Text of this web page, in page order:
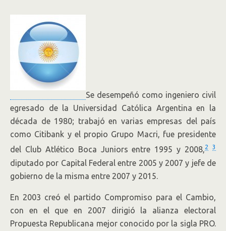
Se desempeñó como ingeniero civil
egresado de la Universidad Católica Argentina en la
década de 1980; trabajó en varias empresas del país
como Citibank y el propio Grupo Macri, fue presidente
del Club Atlético Boca Juniors entre 1995 y 2008,2 3
diputado por Capital Federal entre 2005 y 2007 y jefe de
gobierno de la misma entre 2007 y 2015.
En 2003 creó el partido Compromiso para el Cambio,
con en el que en 2007 dirigió la alianza electoral
Propuesta Republicana mejor conocido por la sigla PRO.